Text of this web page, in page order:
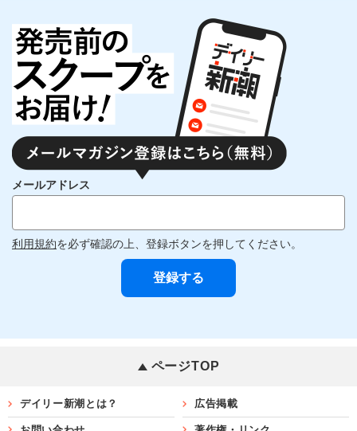
メールアドレス
利用規約を必ず確認の上、登録ボタンを押してください。
ページTOP
デイリー新潮とは？ 広告掲載